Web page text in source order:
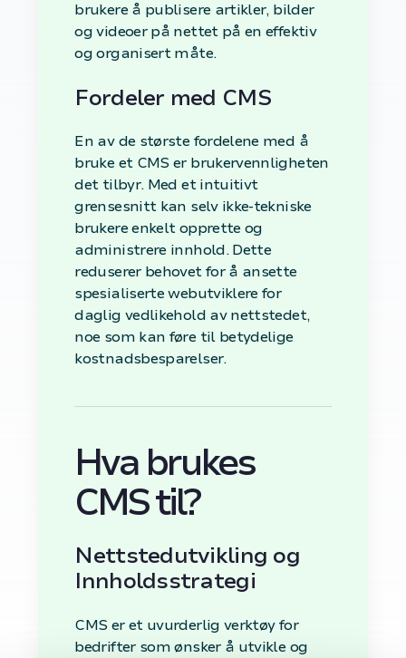
brukere å publisere artikler, bilder
og videoer på nettet på en effektiv
og organisert måte.
Fordeler med CMS
En av de største fordelene med å
bruke et CMS er brukervennligheten
det tilbyr. Med et intuitivt
grensesnitt kan selv ikke-tekniske
brukere enkelt opprette og
administrere innhold. Dette
reduserer behovet for å ansette
spesialiserte webutviklere for
daglig vedlikehold av nettstedet,
noe som kan føre til betydelige
kostnadsbesparelser.
Hva brukes
CMS til?
Nettstedutvikling og
Innholdsstrategi
CMS er et uvurderlig verktøy for
bedrifter som ønsker å utvikle og